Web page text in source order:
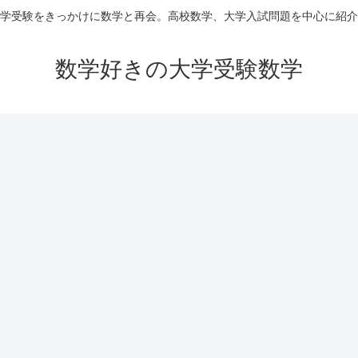
受験をきっかけに数学と再会。高校数学、大学入試問題を中心に紹
数学好きの大学受験数学